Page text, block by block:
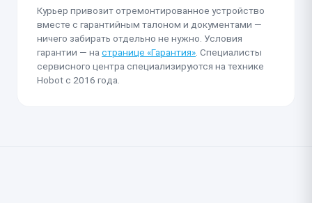
Курьер привозит отремонтированное устройство
вместе с гарантийным талоном и документами —
ничего забирать отдельно не нужно. Условия
гарантии — на странице «Гарантия» . Специалисты
сервисного центра специализируются на технике
Hobot с 2016 года.